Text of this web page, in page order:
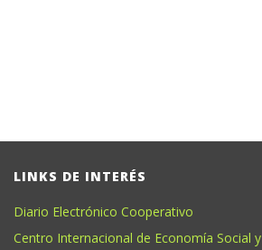
LINKS DE INTERÉS
Diario Electrónico Cooperativo
Centro Internacional de Economía Social y